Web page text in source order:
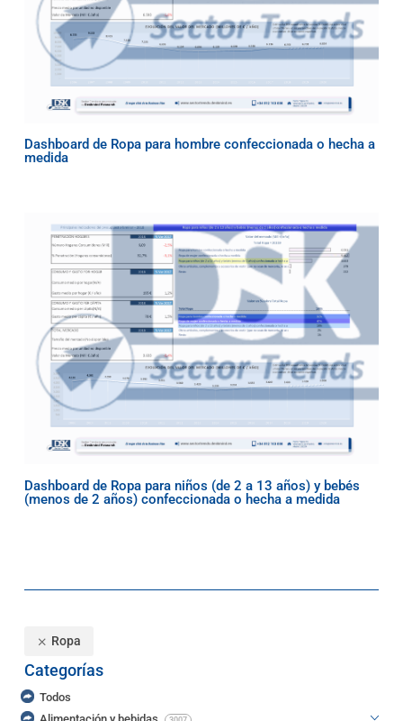
Dashboard de Ropa para hombre confeccionada o hecha a
medida
Dashboard de Ropa para niños (de 2 a 13 años) y bebés
(menos de 2 años) confeccionada o hecha a medida
Ropa
Categorías
Todos